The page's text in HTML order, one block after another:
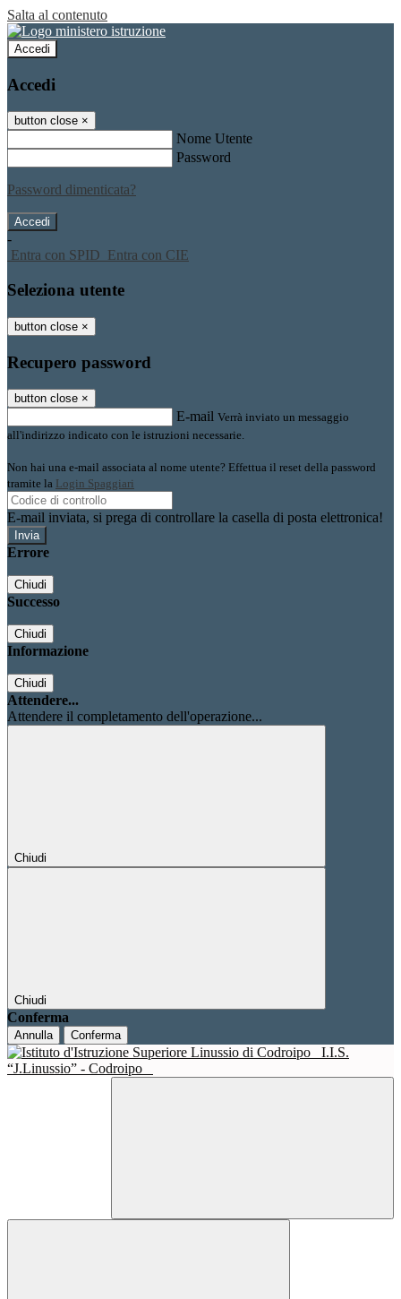
Salta al contenuto
Accedi
Accedi
button close ×
Nome Utente
Password
Password dimenticata?
-
Entra con SPID Entra con CIE
Seleziona utente
button close ×
Recupero password
button close ×
E-mail Verrà inviato un messaggio
all'indirizzo indicato con le istruzioni necessarie.
Non hai una e-mail associata al nome utente? Effettua il reset della password
tramite la Login Spaggiari
E-mail inviata, si prega di controllare la casella di posta elettronica!
Errore
Chiudi
Successo
Chiudi
Informazione
Chiudi
Attendere...
Attendere il completamento dell'operazione...
Chiudi
Chiudi
Conferma
Annulla Conferma
I.I.S.
“J.Linussio” - Codroipo